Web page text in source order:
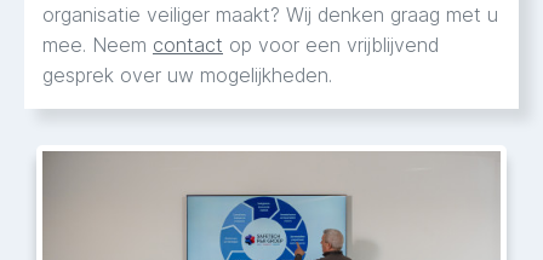
organisatie veiliger maakt? Wij denken graag met u
mee. Neem contact op voor een vrijblijvend
gesprek over uw mogelijkheden.